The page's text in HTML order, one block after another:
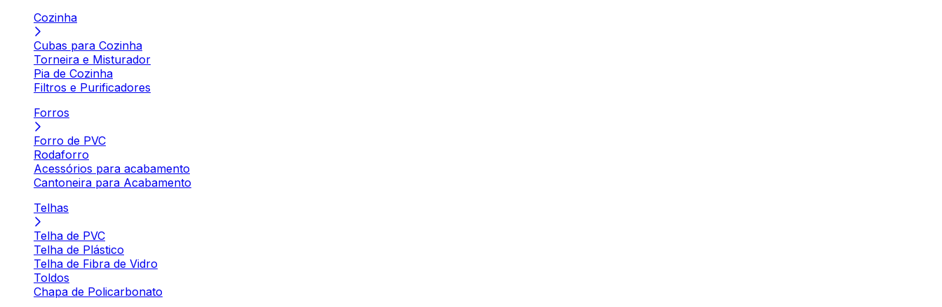
Cozinha
Cubas para Cozinha
Torneira e Misturador
Pia de Cozinha
Filtros e Purificadores
Forros
Forro de PVC
Rodaforro
Acessórios para acabamento
Cantoneira para Acabamento
Telhas
Telha de PVC
Telha de Plástico
Telha de Fibra de Vidro
Toldos
Chapa de Policarbonato